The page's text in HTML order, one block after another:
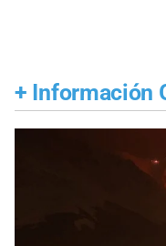
+ Información